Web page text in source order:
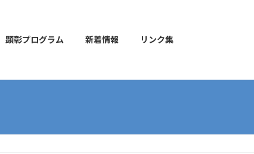
顕彰プログラム 新着情報 リンク集